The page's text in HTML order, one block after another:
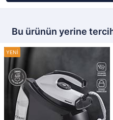
Bu ürünün yerine